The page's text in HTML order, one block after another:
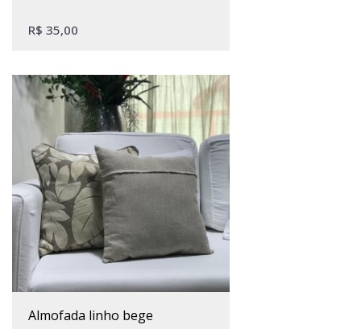
R$ 35,00
almofada linho bege